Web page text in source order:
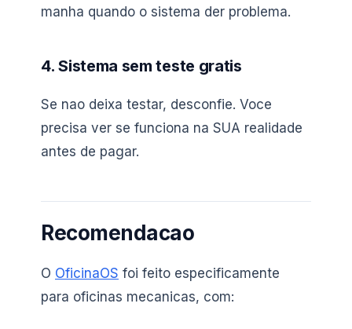
manha quando o sistema der problema.
4. Sistema sem teste gratis
Se nao deixa testar, desconfie. Voce
precisa ver se funciona na SUA realidade
antes de pagar.
Recomendacao
O OficinaOS foi feito especificamente
para oficinas mecanicas, com: